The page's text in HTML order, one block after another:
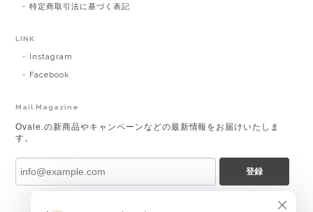
特定商取引法に基づく表記
LINK
Instagram
Facebook
Mail Magazine
Ovale.の新商品やキャンペーンなどの最新情報をお届けいたしま
す。
登録